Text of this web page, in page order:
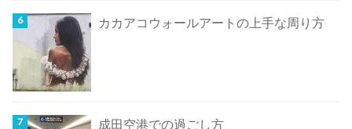
カカアコウォールアートの上手な周り方
成田空港での過ごし方